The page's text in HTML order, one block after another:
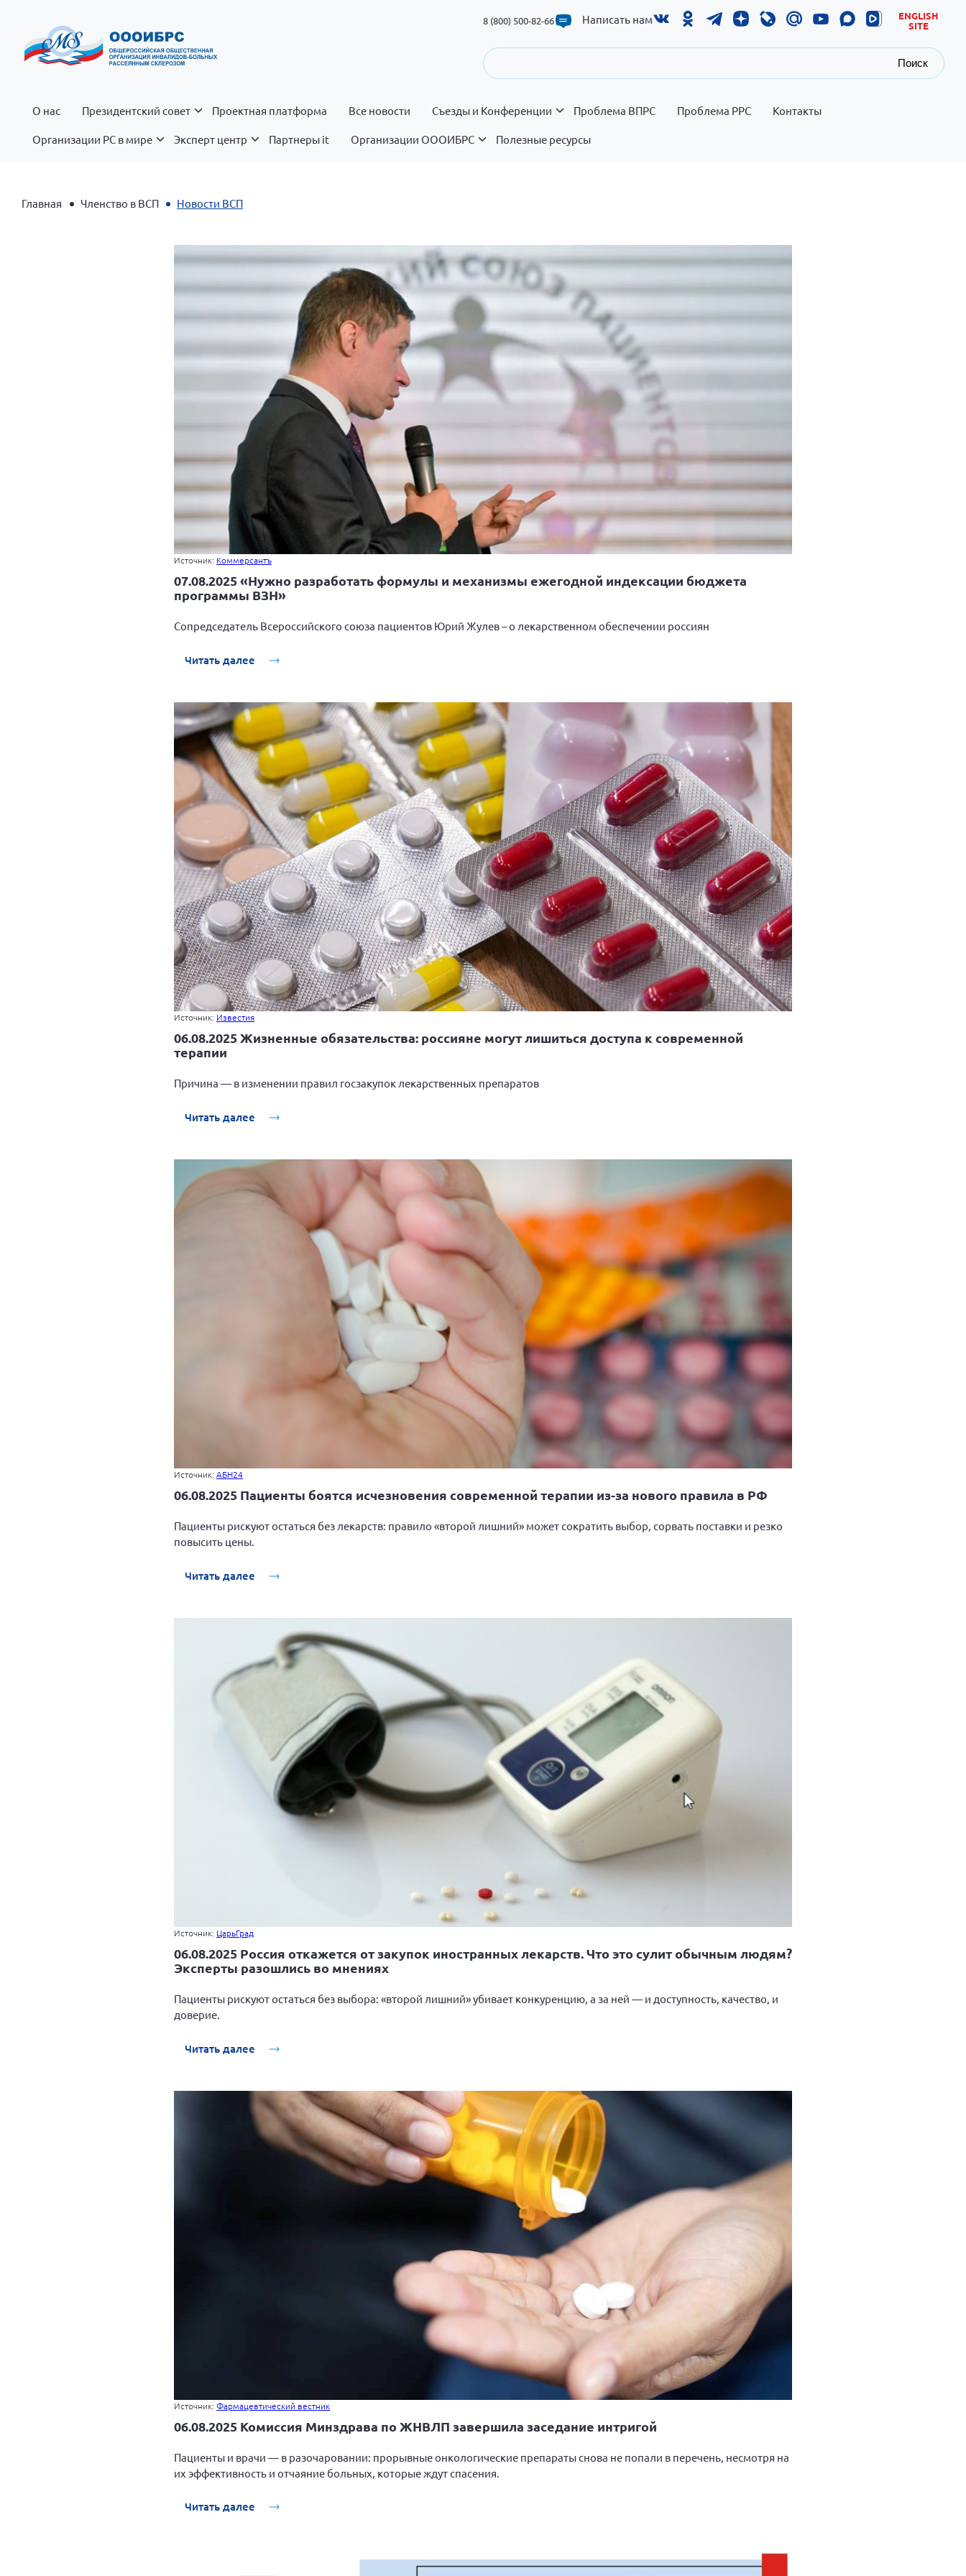
8 (800) 500-82-66 Написать нам
ENGLISH
SITE
Поиск
О нас Президентский совет Проектная платформа Все новости Съезды и Конференции Проблема ВПРС Проблема РРС Контакты
Организации РС в мире Эксперт центр Партнеры it Организации ОООИБРС Полезные ресурсы
Главная Членство в ВСП Новости ВСП
Источник: Коммерсантъ
07.08.2025 «Нужно разработать формулы и механизмы ежегодной индексации бюджета
программы ВЗН»
Сопредседатель Всероссийского союза пациентов Юрий Жулев – о лекарственном обеспечении россиян
Читать далее
Источник: Известия
06.08.2025 Жизненные обязательства: россияне могут лишиться доступа к современной
терапии
Причина — в изменении правил госзакупок лекарственных препаратов
Читать далее
Источник: АБН24
06.08.2025 Пациенты боятся исчезновения современной терапии из-за нового правила в РФ
Пациенты рискуют остаться без лекарств: правило «второй лишний» может сократить выбор, сорвать поставки и резко
повысить цены.
Читать далее
Источник: ЦарьГрад
06.08.2025 Россия откажется от закупок иностранных лекарств. Что это сулит обычным людям?
Эксперты разошлись во мнениях
Пациенты рискуют остаться без выбора: «второй лишний» убивает конкуренцию, а за ней — и доступность, качество, и
доверие.
Читать далее
Источник: Фармацевтический вестник
06.08.2025 Комиссия Минздрава по ЖНВЛП завершила заседание интригой
Пациенты и врачи — в разочаровании: прорывные онкологические препараты снова не попали в перечень, несмотря на
их эффективность и отчаяние больных, которые ждут спасения.
Читать далее